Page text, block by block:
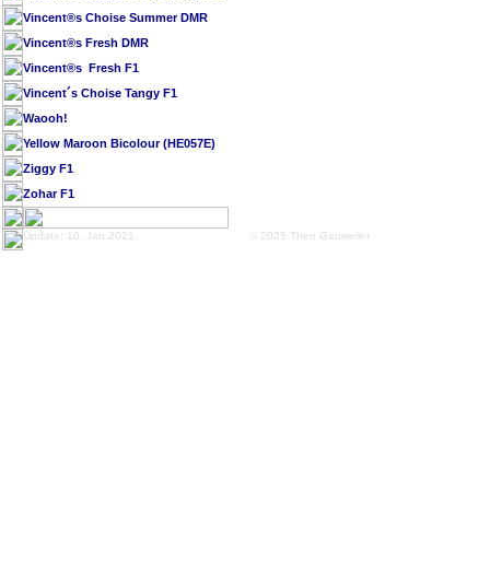
Vincent®s Choise Summer DMR
Vincent®s Fresh DMR
Vincent®s Fresh F1
Vincent´s Choise Tangy F1
Waooh!
Yellow Maroon Bicolour (HE057E)
Ziggy F1
Zohar F1
Update: 10. Jan 2021 © 2025 Theo Gauweiler